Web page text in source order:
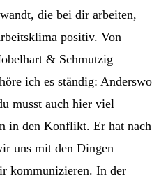
die bei dir arbeiten,
positiv. Von
& Schmutzig
ich es ständig: Anderswo
musst auch hier viel
in den Konflikt. Er hat nach
uns mit den Dingen
kommunizieren. In der